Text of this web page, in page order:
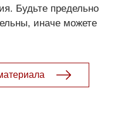
Будьте предельно
иначе можете